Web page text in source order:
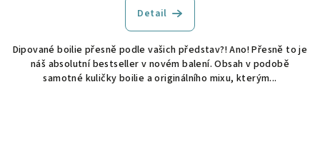
Detail
Dipované boilie přesně podle vašich představ?! Ano! Přesně to je
náš absolutní bestseller v novém balení. Obsah v podobě
samotné kuličky boilie a originálního mixu, kterým...